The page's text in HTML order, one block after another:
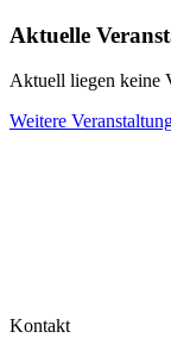
Aktuelle
Aktuell liegen keine
Weitere
Kontakt